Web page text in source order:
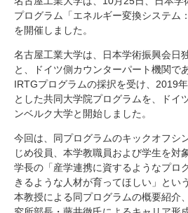
受験生
寄附のお願い
アクセス
キャンパスマップ お問い
プログラム「エネルギー変換システム
を開催しました。
名古屋工業大学は、日本学術振興会日
と、ドイツ側カウンターパート機関で
IRTGプログラムの採択を受け、2019
とした共同大学院プログラムを、ドイ
ンベルク大学と開始しました。
今回は、同プログラムのキックオフシ
じめ役員、本学教職員および学生を対
学長の「産学連携に資するようなプロ
きるような人材が育ってほしい」とい
本教授による同プログラムの概要紹介